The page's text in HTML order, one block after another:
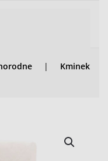
Kminek